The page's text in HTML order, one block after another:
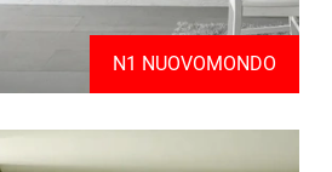
N1 NUOVOMONDO